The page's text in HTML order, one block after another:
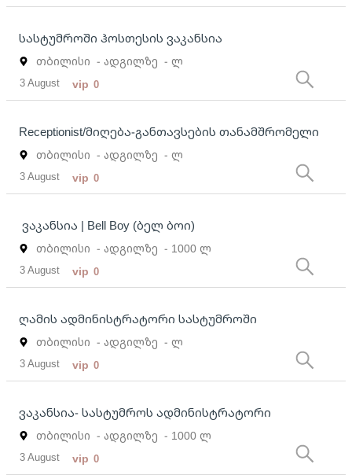
სასტუმროში ჰოსთესის ვაკანსია
თბილისი - ადგილზე - ლ
3 August vip 0
Receptionist/მიღება-განთავსების თანამშრომელი
თბილისი - ადგილზე - ლ
3 August vip 0
ვაკანსია | Bell Boy (ბელ ბოი)
თბილისი - ადგილზე - 1000 ლ
3 August vip 0
ღამის ადმინისტრატორი სასტუმროში
თბილისი - ადგილზე - ლ
3 August vip 0
ვაკანსია- სასტუმროს ადმინისტრატორი
თბილისი - ადგილზე - 1000 ლ
3 August vip 0